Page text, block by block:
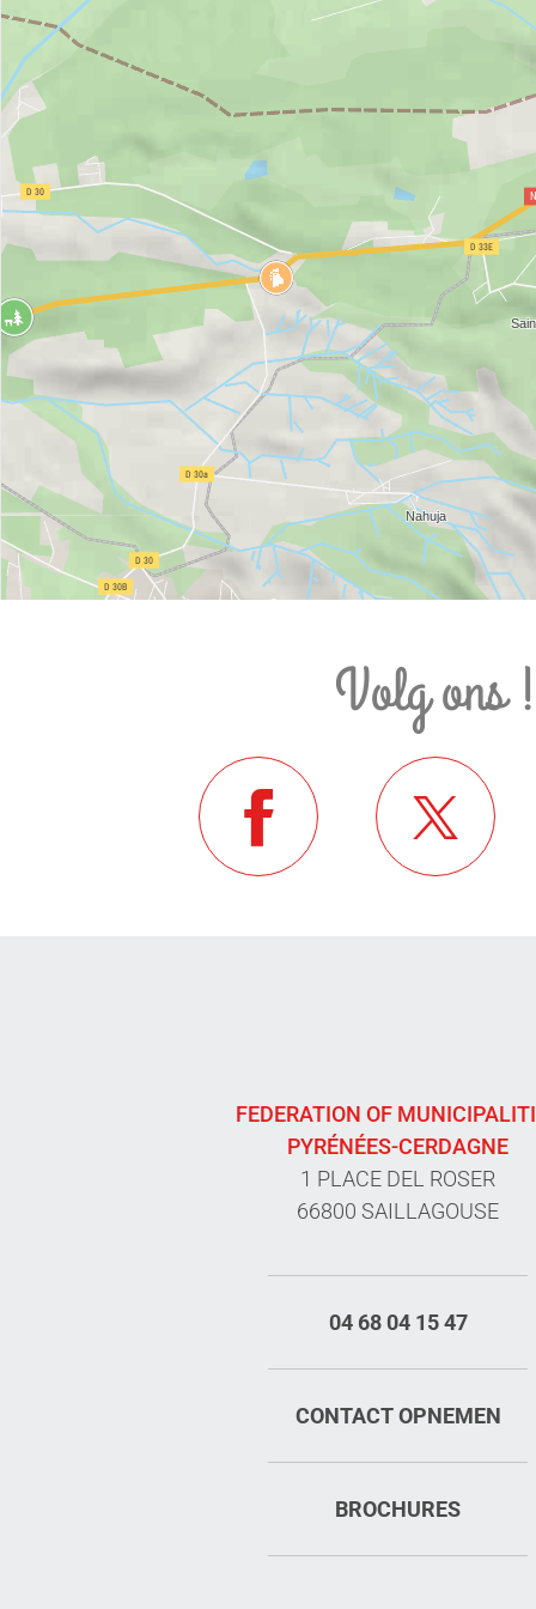
Volg ons !
FEDERATION OF
PYRÉNÉES-CERDAGNE
1 PLACE DEL ROSER
66800 SAILLAGOUSE
04 68 04 15 47
CONTACT OPNEMEN
BROCHURES